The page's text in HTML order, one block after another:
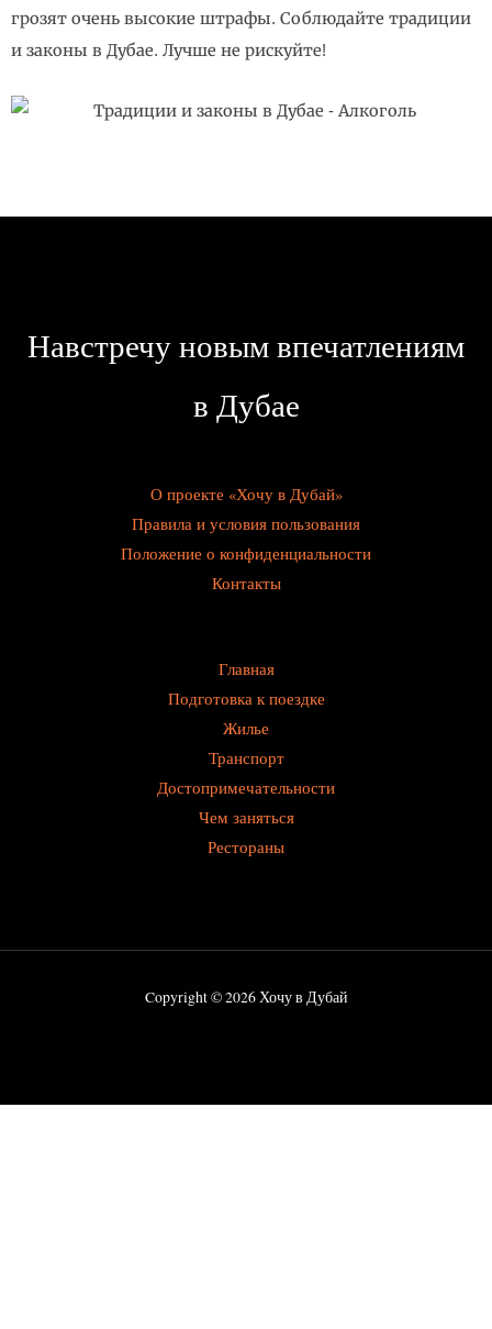
грозят очень высокие штрафы. Соблюдайте традиции
и законы в Дубае. Лучше не рискуйте!
Навстречу новым впечатлениям
в Дубае
О проекте «Хочу в Дубай»
Правила и условия пользования
Положение о конфиденциальности
Контакты
Главная
Подготовка к поездке
Жилье
Транспорт
Достопримечательности
Чем заняться
Рестораны
Copyright © 2026 Хочу в Дубай